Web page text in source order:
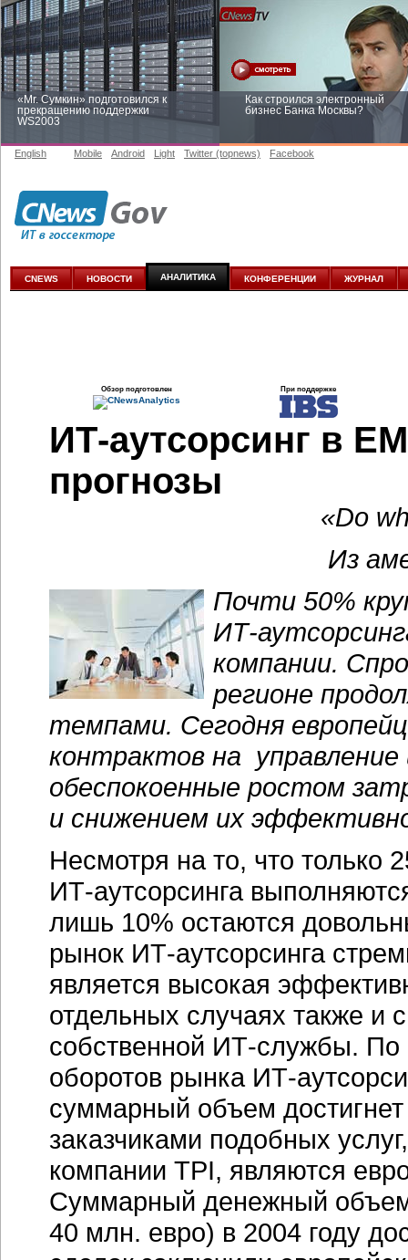
«Mr. Сумкин» подготовился к
прекращению поддержки
WS2003
Как строился электронный
бизнес Банка Москвы?
Заоблачная оптимизация: как
аналитике
English Mobile Android Light Twitter (topnews) Facebook
CNEWS НОВОСТИ АНАЛИТИКА КОНФЕРЕНЦИИ ЖУРНАЛ
Обзор подготовлен При поддержке
ИТ-аутсорсинг в
прогнозы
«Do
Из
Почти 50%
ИТ-
компании.
регионе
темпами. Сегодня
контрактов на
обеспокоенные ростом
и снижением их
Несмотря на то, что только
ИТ-аутсорсинга
лишь 10% остаются
рынок ИТ-аутсорсинга
является высокая
отдельных случаях также и
собственной ИТ-службы. По
оборотов рынка ИТ-
суммарный объем
заказчиками подобных
компании TPI, являются
Суммарный денежный
40 млн. евро) в 2004 году